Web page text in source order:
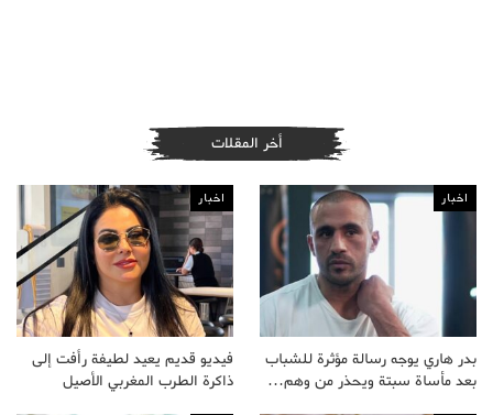
أخر المقلات
اخبار
بدر هاري يوجه رسالة مؤثرة للشباب
بعد مأساة سبتة ويحذر من وهم…
اخبار
فيديو قديم يعيد لطيفة رأفت إلى
ذاكرة الطرب المغربي الأصيل